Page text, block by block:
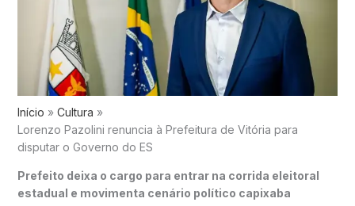
Início
Cultura
Lorenzo Pazolini renuncia à Prefeitura de Vitória para
disputar o Governo do ES
Prefeito deixa o cargo para entrar na corrida eleitoral
estadual e movimenta cenário político capixaba